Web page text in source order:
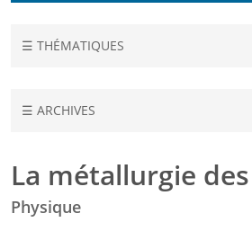
poudres
☰ THÉMATIQUES
☰ ARCHIVES
La métallurgie
Physique